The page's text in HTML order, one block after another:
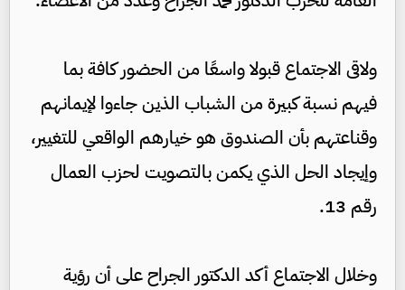
ولاقى الاجتماع قبولا واسعًا من الحضور كافة بما
فيهم نسبة كبيرة من الشباب الذين جاءوا لإيمانهم
وقناعتهم بأن الصندوق هو خيارهم الواقعي للتغيير،
وإيجاد الحل الذي يكمن بالتصويت لحزب العمال
رقم 13.
وخلال الاجتماع أكد الدكتور الجراح على أن رؤية